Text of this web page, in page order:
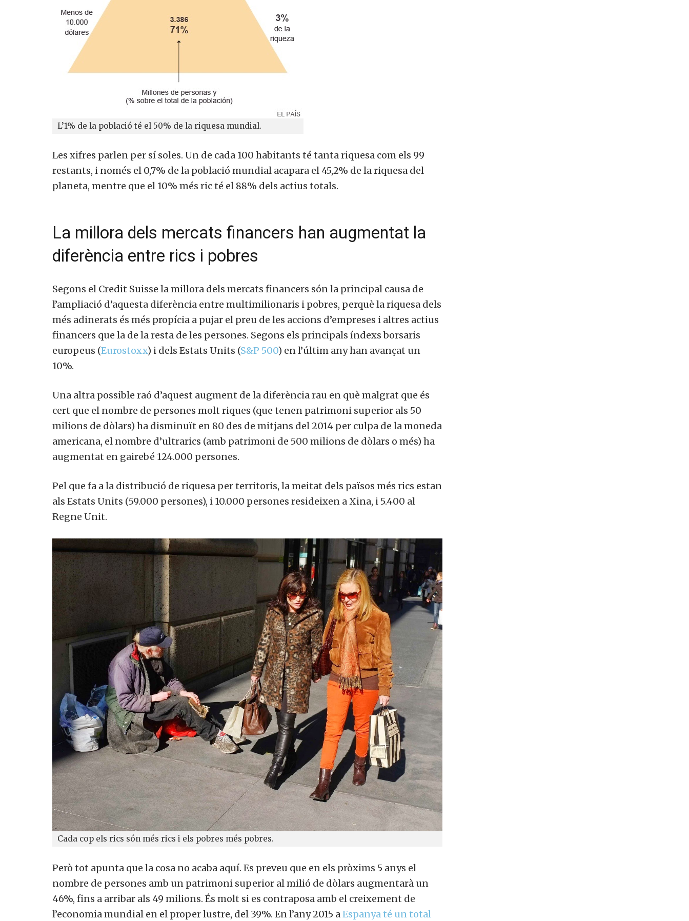
L’1% de la població té el 50% de la riquesa mundial.
Les xifres parlen per sí soles. Un de cada 100 habitants té tanta riquesa com els 99
restants, i només el 0,7% de la població mundial acapara el 45,2% de la riquesa del
planeta, mentre que el 10% més ric té el 88% dels actius totals.
La millora dels mercats financers han augmentat la
diferència entre rics i pobres
Segons el Credit Suisse la millora dels mercats financers són la principal causa de
l’ampliació d’aquesta diferència entre multimilionaris i pobres, perquè la riquesa dels
més adinerats és més propícia a pujar el preu de les accions d’empreses i altres actius
financers que la de la resta de les persones. Segons els principals índexs borsaris
europeus ( Eurostoxx) i dels Estats Units ( S&P 500) en l’últim any han avançat un
10%.
Una altra possible raó d’aquest augment de la diferència rau en què malgrat que és
cert que el nombre de persones molt riques (que tenen patrimoni superior als 50
milions de dòlars) ha disminuït en 80 des de mitjans del 2014 per culpa de la moneda
americana, el nombre d’ultrarics (amb patrimoni de 500 milions de dòlars o més) ha
augmentat en gairebé 124.000 persones.
Pel que fa a la distribució de riquesa per territoris, la meitat dels països més rics estan
als Estats Units (59.000 persones), i 10.000 persones resideixen a Xina, i 5.400 al
Regne Unit.
Cada cop els rics són més rics i els pobres més pobres.
Però tot apunta que la cosa no acaba aquí. Es preveu que en els pròxims 5 anys el
nombre de persones amb un patrimoni superior al milió de dòlars augmentarà un
46%, fins a arribar als 49 milions. És molt si es contraposa amb el creixement de
l’economia mundial en el proper lustre, del 39%. En l’any 2015 aEspanya té un total
Vols col·laborar a Converses a Catalunya?
Et convidem a participar i ser un
membre actiu de la nostra comunitat.
Si, vull col·laborar
activament
No, però vull rebre el
butlletí